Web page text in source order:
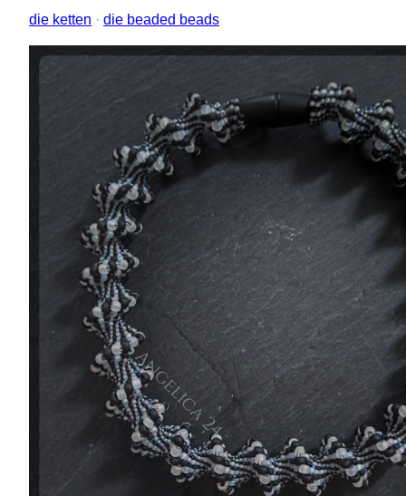
die ketten · die beaded beads